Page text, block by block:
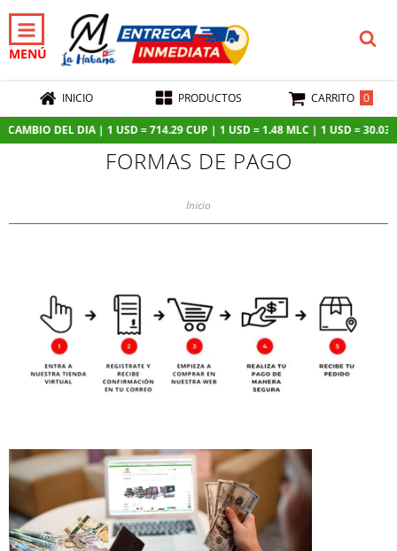
DEL DIA | 1 USD = 714.29 CUP | 1 USD = 1.48 MLC | 1 USD = 30.03
MENÚ
INICIO PRODUCTOS CARRITO 0
FORMAS DE PAGO
Inicio